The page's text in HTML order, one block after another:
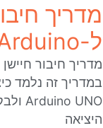
מדריך
ל-Arduino ו-ESP32
במדריך זה נלמד
היציאה